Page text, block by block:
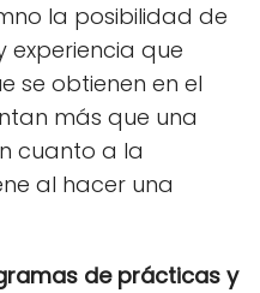
la posibilidad de
experiencia que
se obtienen en el
más que una
cuanto a la
al hacer una
de prácticas y